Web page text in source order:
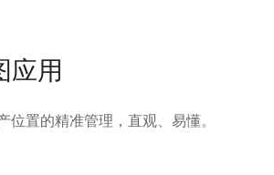
应用
位置的精准管理，直观、易懂。